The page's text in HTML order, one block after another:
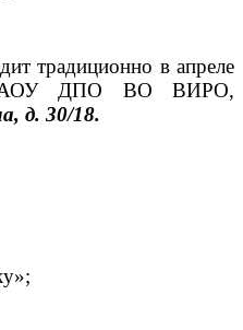
традиционно в апреле
ГАОУ ДПО ВО ВИРО,
д. 30/18.